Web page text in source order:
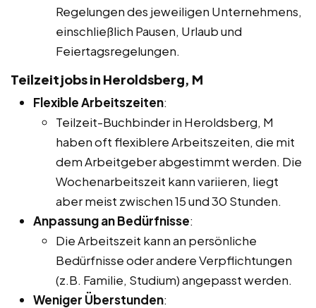
Regelungen des jeweiligen Unternehmens,
einschließlich Pausen, Urlaub und
Feiertagsregelungen.
Teilzeitjobs in Heroldsberg, M
Flexible Arbeitszeiten:
Teilzeit-Buchbinder in Heroldsberg, M
haben oft flexiblere Arbeitszeiten, die mit
dem Arbeitgeber abgestimmt werden. Die
Wochenarbeitszeit kann variieren, liegt
aber meist zwischen 15 und 30 Stunden.
Anpassung an Bedürfnisse:
Die Arbeitszeit kann an persönliche
Bedürfnisse oder andere Verpflichtungen
(z.B. Familie, Studium) angepasst werden.
Weniger Überstunden: